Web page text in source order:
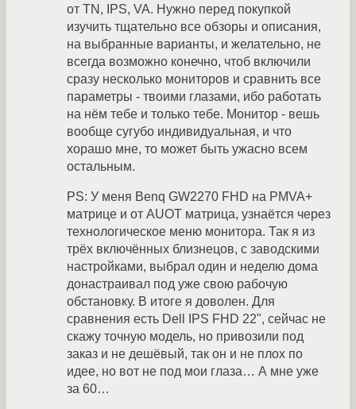
от TN, IPS, VA. Нужно перед покупкой
изучить тщательно все обзоры и описания,
на выбранные варианты, и желательно, не
всегда возможно конечно, чтоб включили
сразу несколько мониторов и сравнить все
параметры - твоими глазами, ибо работать
на нём тебе и только тебе. Монитор - вешь
вообще сугубо индивидуальная, и что
хорашо мне, то может быть ужасно всем
остальным.
PS: У меня Benq GW2270 FHD на PMVA+
матрице и от AUOT матрица, узнаётся через
технологическое меню монитора. Так я из
трёх включённых близнецов, с заводскими
настройками, выбрал один и неделю дома
донастраивал под уже свою рабочую
обстановку. В итоге я доволен. Для
сравнения есть Dell IPS FHD 22", сейчас не
скажу точную модель, но привозили под
заказ и не дешёвый, так он и не плох по
идее, но вот не под мои глаза… А мне уже
за 60…